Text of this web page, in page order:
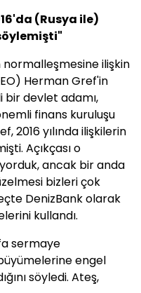
(Rusya ile)
normalleşmesine ilişkin
Herman Gref'in
devlet adamı,
finans kuruluşu
2016 yılında ilişkilerin
Açıkçası o
ancak bir anda
bizleri çok
DenizBank olarak
kullandı.
sermaye
engel
söyledi. Ateş,